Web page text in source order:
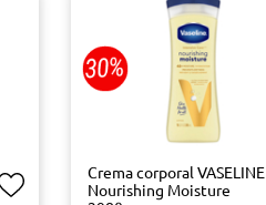
Crema corporal VASELINE
Nourishing Moisture